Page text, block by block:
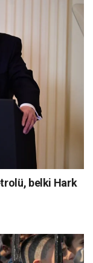
belki Hark